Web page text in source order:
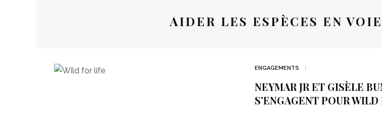
AIDER LES ESPÈCES EN
ENGAGEMENTS
NEYMAR JR ET GISÈLE
S’ENGAGENT POUR